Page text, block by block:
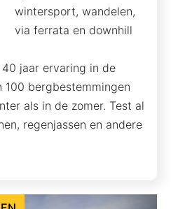
wintersport, wandelen,
via ferrata en downhill
jaar ervaring in de
100 bergbestemmingen
als in de zomer. Test al
regenjassen en andere